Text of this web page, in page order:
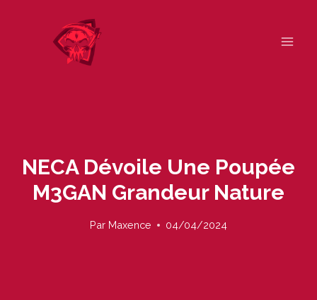
NECA Dévoile Une Poupée
M3GAN Grandeur Nature
Par Maxence 04/04/2024